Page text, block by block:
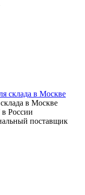
в Москве
России
поставщик